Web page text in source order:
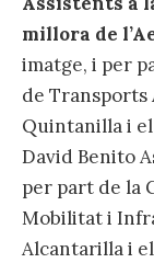
millora de
imatge, i per
de
Quintanilla i
David Benito
per part de la
Mobilitat i
Alcantarilla i